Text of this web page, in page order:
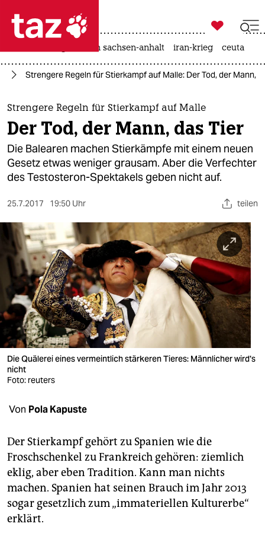
 taz zahl ich
taz zahl ich
themen
politik
öko
sport
berlin
nord
wahrheit
verlag
verlag
shop
fragen & hilfe
unterstützen
abo
genossenschaft

taz zahl ich
landtagswahl in sachsen-anhalt iran-krieg ceuta
Strengere Regeln für Stierkampf auf Malle: Der Tod, der Mann,
Strengere Regeln für Stierkampf auf Malle
Der Tod, der Mann, das Tier
Die Balearen machen Stierkämpfe mit einem neuen
Gesetz etwas weniger grausam. Aber die Verfechter
des Testosteron-Spektakels geben nicht auf.
25.7.2017 19:50 Uhr teilen
Die Quälerei eines vermeintlich stärkeren Tieres: Männlicher wird's
nicht
Foto: reuters
Von Pola Kapuste
Der Stierkampf gehört zu Spanien wie die
Froschschenkel zu Frankreich gehören: ziemlich
eklig, aber eben Tradition. Kann man nichts
machen. Spanien hat seinen Brauch im Jahr 2013
sogar gesetzlich zum „immateriellen Kulturerbe“
erklärt.